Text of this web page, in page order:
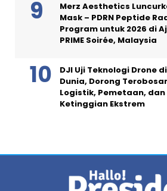
Merz Aesthetics
Mask – PDRN Peptide
Program untuk 2026 di
PRIME Soirée, Malaysia
DJI Uji Teknologi Drone
Dunia, Dorong
Logistik, Pemetaan, dan
Ketinggian Ekstrem